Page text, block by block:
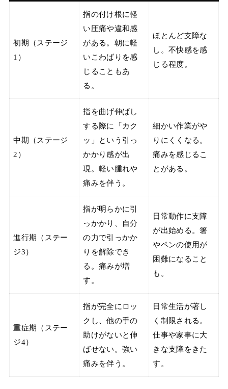
初期（ステージ
1）
指の付け根に軽
い圧痛や違和感
がある。朝に軽
いこわばりを感
じることもあ
る。
ほとんど支障な
し。不快感を感
じる程度。
中期（ステージ
2）
指を曲げ伸ばし
する際に「カク
ッ」という引っ
かかり感が出
現。軽い腫れや
痛みを伴う。
細かい作業がや
りにくくなる。
痛みを感じるこ
とがある。
進行期（ステー
ジ3）
指が明らかに引
っかかり、自分
の力で引っかか
りを解除でき
る。痛みが増
す。
日常動作に支障
が出始める。箸
やペンの使用が
困難になること
も。
重症期（ステー
ジ4）
指が完全にロッ
クし、他の手の
助けがないと伸
ばせない。強い
痛みを伴う。
日常生活が著し
く制限される。
仕事や家事に大
きな支障をきた
す。